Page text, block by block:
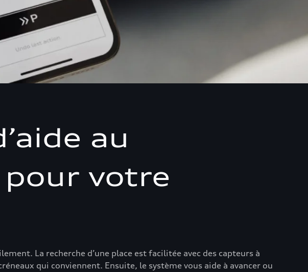
au
votre
La recherche d’une place est facilitée avec des capteurs à
qui conviennent. Ensuite, le système vous aide à avancer ou